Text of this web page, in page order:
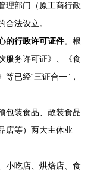
理部门（原工商行政
法设立。
的行政许可证件。根
服务许可证》、《食
已经“三证合一”，
包装食品、散装食品
店等）两大主体业
小吃店、烘焙店、食